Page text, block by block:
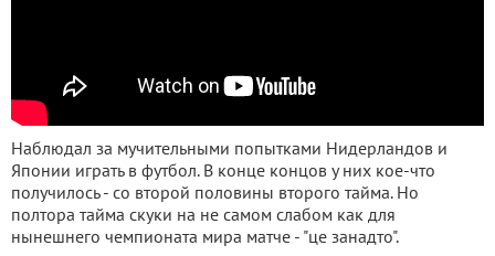
Наблюдал за мучительными попытками Нидерландов и
Японии играть в футбол. В конце концов у них кое-что
получилось - со второй половины второго тайма. Но
полтора тайма скуки на не самом слабом как для
нынешнего чемпионата мира матче - "це занадто".